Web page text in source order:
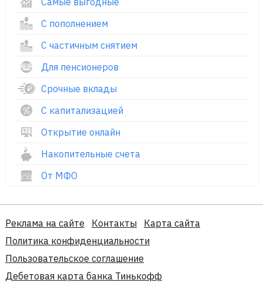
С пополнением
С частичным снятием
Для пенсионеров
Срочные вклады
С капитализацией
Открытие онлайн
Накопительные счета
От МФО
Реклама на сайте Контакты
Карта сайта
Политика конфиденциальности
Пользовательское соглашение
Дебетовая карта банка Тинькофф